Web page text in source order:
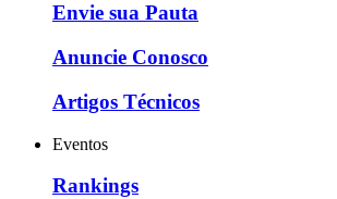
Envie sua Pauta
Anuncie Conosco
Artigos Técnicos
Eventos
Rankings